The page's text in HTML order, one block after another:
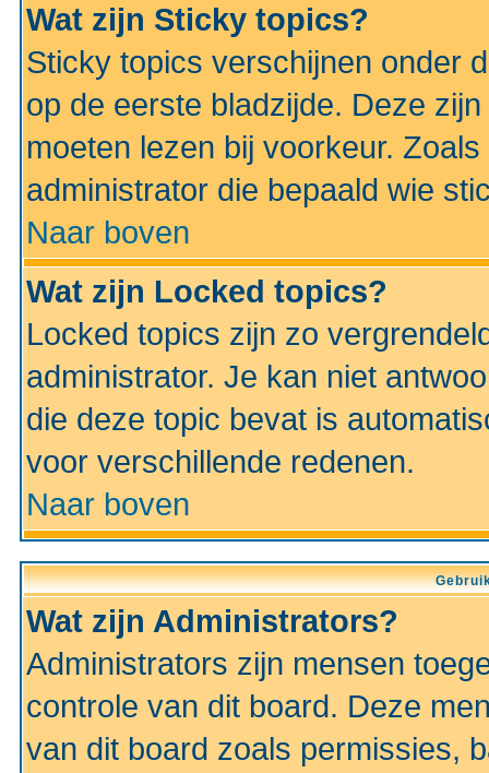
Wat zijn Sticky topics?
Sticky topics verschijnen onder
op de eerste bladzijde. Deze
moeten lezen bij voorkeur.
administrator die bepaald wie
Naar boven
Wat zijn Locked topics?
Locked topics zijn zo
administrator. Je kan niet
die deze topic bevat is
voor verschillende redenen.
Naar boven
Wat zijn Administrators?
Administrators zijn mensen
controle van dit board. Deze
van dit board zoals permissies,